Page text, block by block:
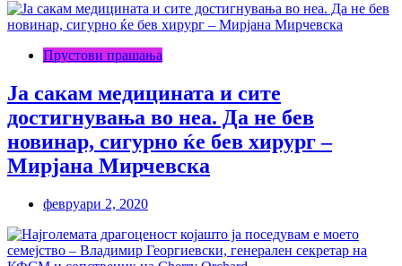
Прустови прашања
Ја сакам медицината и сите
достигнувања во неа. Да не бев
новинар, сигурно ќе бев хирург –
Мирјана Мирчевска
февруари 2, 2020